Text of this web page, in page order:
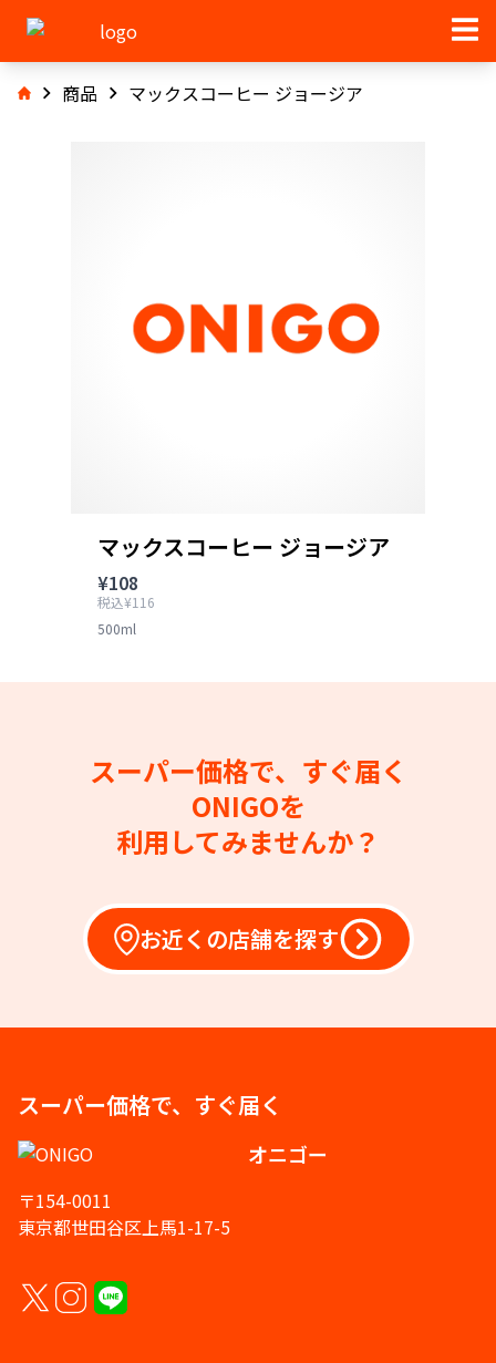
商品 マックスコーヒー ジョージア
マックスコーヒー ジョージア
¥108
税込¥116
500ml
スーパー価格で、すぐ届く
ONIGOを
利用してみませんか？
お近くの店舗を探す
スーパー価格で、すぐ届く
オニゴー
〒154-0011
東京都世田谷区上馬1-17-5